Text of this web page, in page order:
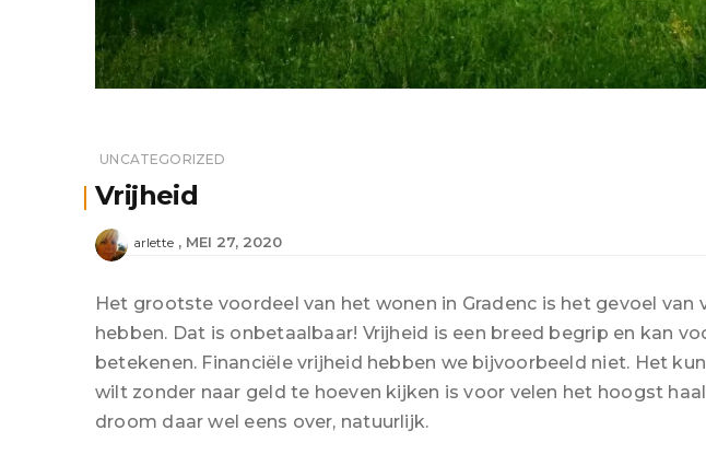
UNCATEGORIZED
Vrijheid
arlette MEI 27, 2020
Het grootste voordeel van het wonen in Gradenc is het gevoel van
hebben. Dat is onbetaalbaar! Vrijheid is een breed begrip en kan
betekenen. Financiële vrijheid hebben we bijvoorbeeld niet. Het
wilt zonder naar geld te hoeven kijken is voor velen het hoogst
droom daar wel eens over, natuurlijk.